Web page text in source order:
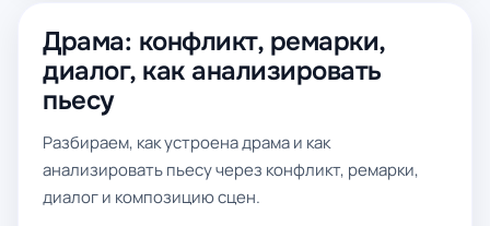
Драма: конфликт, ремарки,
диалог, как анализировать
пьесу
Разбираем, как устроена драма и как
анализировать пьесу через конфликт, ремарки,
диалог и композицию сцен.